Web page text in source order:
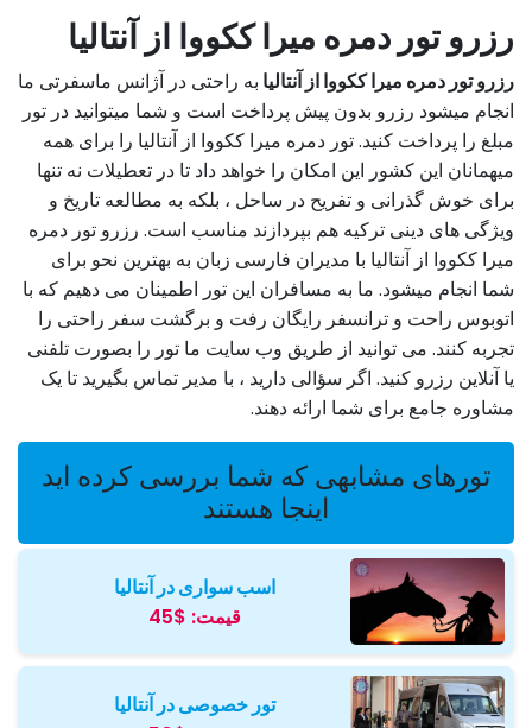
رزرو تور دمره میرا ککووا از آنتالیا
رزرو تور دمره میرا ککووا از آنتالیا به راحتی در آژانس ماسفرتی ما
انجام میشود رزرو بدون پیش پرداخت است و شما میتوانید در تور
مبلغ را پرداخت کنید. تور دمره میرا ککووا از آنتالیا را برای همه
میهمانان این کشور این امکان را خواهد داد تا در تعطیلات نه تنها
برای خوش گذرانی و تفریح در ساحل ، بلکه به مطالعه تاریخ و
ویژگی های دینی ترکیه هم بپردازند مناسب است. رزرو تور دمره
میرا ککووا از آنتالیا با مدیران فارسی زبان به بهترین نحو برای
شما انجام میشود. ما به مسافران این تور اطمینان می دهیم که با
اتوبوس راحت و ترانسفر رایگان رفت و برگشت سفر راحتی را
تجربه کنند. می توانید از طریق وب سایت ما تور را بصورت تلفنی
یا آنلاین رزرو کنید. اگر سؤالی دارید ، با مدیر تماس بگیرید تا یک
مشاوره جامع برای شما ارائه دهند.
تورهای مشابهی که شما بررسی کرده اید
اینجا هستند
اسب سواری در آنتالیا
قیمت: $45
تور خصوصی در آنتالیا